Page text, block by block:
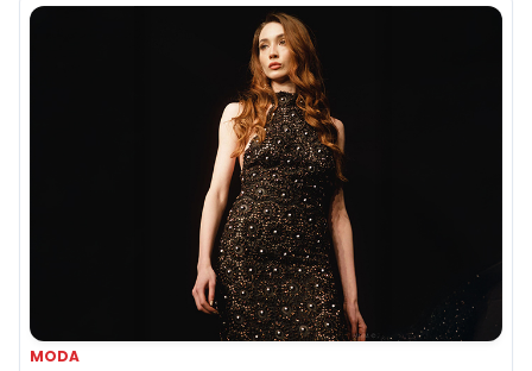
MODA